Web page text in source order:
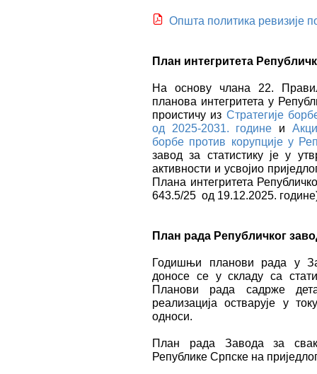
Општа политика ревизије
План интегритета
На основу члана 22.
планова интегритета у
проистичу из Стратегије
од 2025-2031. године и
борбе против корупције у
завод за статистику је у
активности и усвојио
Плана интегритета
643.5/25 од 19.12.2025.
План рада Републичког
Годишњи планови рада у
доносе се у складу са
Планови рада садрже
реализација остварује у
односи.
План рада Завода за
Републике Српске на